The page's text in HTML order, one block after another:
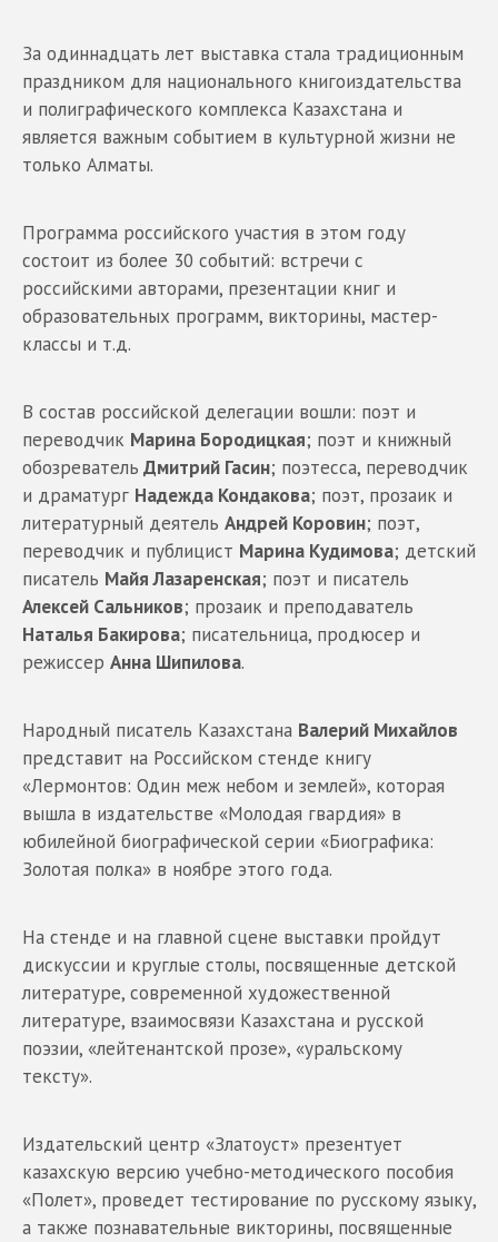
За одиннадцать лет выставка стала традиционным
праздником для национального книгоиздательства
и полиграфического комплекса Казахстана и
является важным событием в культурной жизни не
только Алматы.
Программа российского участия в этом году
состоит из более 30 событий: встречи с
российскими авторами, презентации книг и
образовательных программ, викторины, мастер-
классы и т.д.
В состав российской делегации вошли: поэт и
переводчик Марина Бородицкая; поэт и книжный
обозреватель Дмитрий Гасин; поэтесса, переводчик
и драматург Надежда Кондакова; поэт, прозаик и
литературный деятель Андрей Коровин; поэт,
переводчик и публицист Марина Кудимова; детский
писатель Майя Лазаренская; поэт и писатель
Алексей Сальников; прозаик и преподаватель
Наталья Бакирова; писательница, продюсер и
режиссер Анна Шипилова.
Народный писатель Казахстана Валерий Михайлов
представит на Российском стенде книгу
«Лермонтов: Один меж небом и землей», которая
вышла в издательстве «Молодая гвардия» в
юбилейной биографической серии «Биографика:
Золотая полка» в ноябре этого года.
На стенде и на главной сцене выставки пройдут
дискуссии и круглые столы, посвященные детской
литературе, современной художественной
литературе, взаимосвязи Казахстана и русской
поэзии, «лейтенантской прозе», «уральскому
тексту».
Издательский центр «Златоуст» презентует
казахскую версию учебно-методического пособия
«Полет», проведет тестирование по русскому языку,
а также познавательные викторины, посвященные